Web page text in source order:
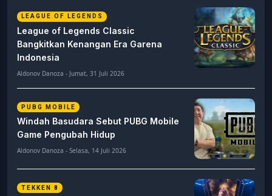
LEAGUE OF LEGENDS
League of Legends Classic
Bangkitkan Kenangan Era Garena
Indonesia
Aldonov Danoza - Jumat, 31 Juli 2026
PUBG MOBILE
Windah Basudara Sebut PUBG Mobile
Game Pengubah Hidup
Aldonov Danoza - Selasa, 14 Juli 2026
TEKKEN 8